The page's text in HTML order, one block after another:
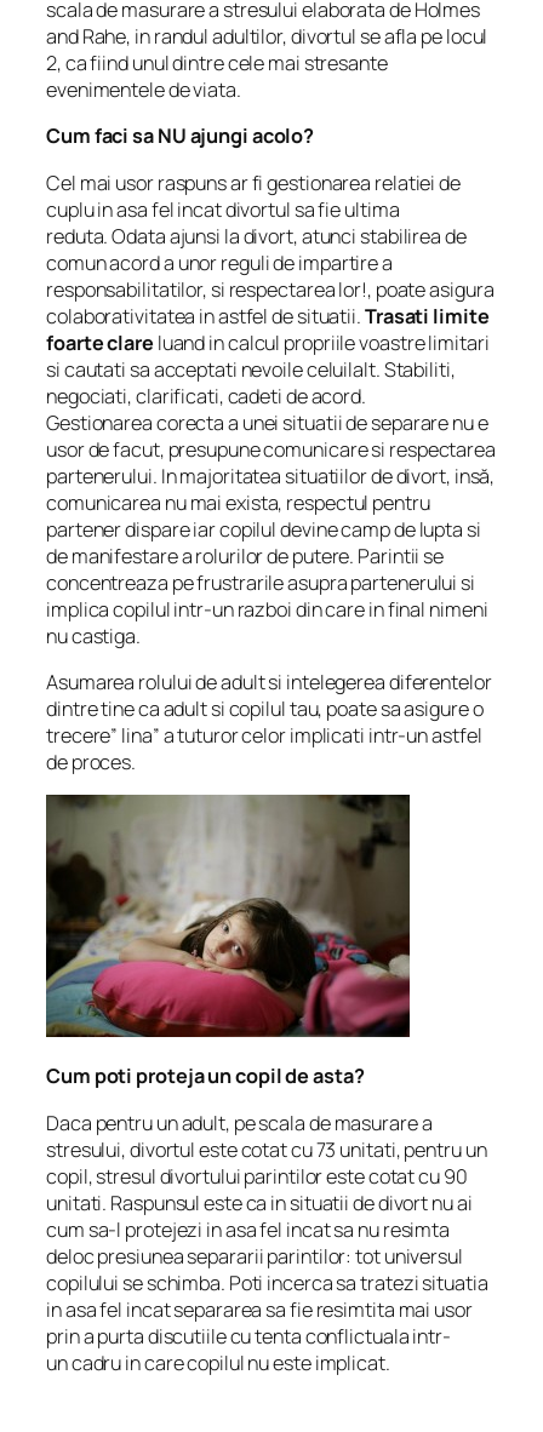
scala de masurare a stresului elaborata de Holmes
and Rahe, in randul adultilor, divortul se afla pe locul
2, ca fiind unul dintre cele mai stresante
evenimentele de viata.
Cum faci sa NU ajungi acolo?
Cel mai usor raspuns ar fi gestionarea relatiei de
cuplu in asa fel incat divortul sa fie ultima
reduta. Odata ajunsi la divort, atunci stabilirea de
comun acord a unor reguli de impartire a
responsabilitatilor, si respectarea lor!, poate asigura
colaborativitatea in astfel de situatii.Trasati limite
foarte clare luand in calcul propriile voastre limitari
si cautati sa acceptati nevoile celuilalt. Stabiliti,
negociati, clarificati, cadeti de acord.
Gestionarea corecta a unei situatii de separare nu e
usor de facut, presupune comunicare si respectarea
partenerului. In majoritatea situatiilor de divort, insă,
comunicarea nu mai exista, respectul pentru
partener dispare iar copilul devine camp de lupta si
de manifestare a rolurilor de putere. Parintii se
concentreaza pe frustrarile asupra partenerului si
implica copilul intr-un razboi din care in final nimeni
nu castiga.
Asumarea rolului de adult si intelegerea diferentelor
dintre tine ca adult si copilul tau, poate sa asigure o
trecere” lina” a tuturor celor implicati intr-un astfel
de proces.
Cum poti proteja un copil de asta?
Daca pentru un adult, pe scala de masurare a
stresului, divortul este cotat cu 73 unitati, pentru un
copil, stresul divortului parintilor este cotat cu 90
unitati. Raspunsul este ca in situatii de divort nu ai
cum sa-l protejezi in asa fel incat sa nu resimta
deloc presiunea separarii parintilor: tot universul
copilului se schimba. Poti incerca sa tratezi situatia
in asa fel incat separarea sa fie resimtita mai usor
prin a purta discutiile cu tenta conflictuala intr-
un cadru in care copilul nu este implicat.